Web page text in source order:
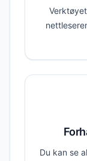
Du kan se